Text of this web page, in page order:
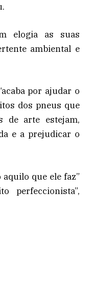
elogia as suas
ambiental e
por ajudar o
dos pneus que
de arte estejam,
e a prejudicar o
que ele faz”
perfeccionista”,